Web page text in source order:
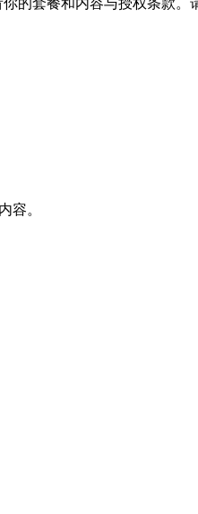
的套餐和内容与授权条款。
容。